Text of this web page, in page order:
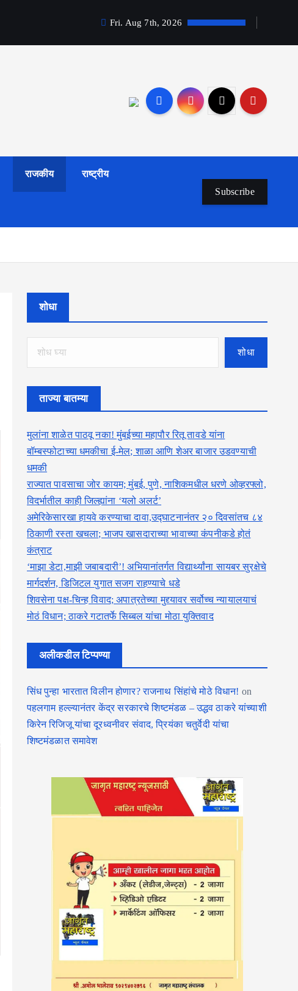
Fri. Aug 7th, 2026
राजकीय राष्ट्रीय
Subscribe
शोधा
शोधा
ताज्या बातम्या
मुलांना शाळेत पाठवू नका! मुंबईच्या महापौर रितू तावडे यांना
बॉम्बस्फोटाच्या धमकीचा ई-मेल; शाळा आणि शेअर बाजार उडवण्याची
धमकी
राज्यात पावसाचा जोर कायम; मुंबई, पुणे, नाशिकमधील धरणे ओव्हरफ्लो,
विदर्भातील काही जिल्ह्यांना ‘यलो अलर्ट’
अमेरिकेसारखा हायवे करण्याचा दावा,उद्घाटनानंतर २० दिवसांतच ८४
ठिकाणी रस्ता खचला; भाजप खासदाराच्या भावाच्या कंपनीकडे होतं
कंत्राट
‘माझा डेटा,माझी जबाबदारी’! अभियानांतर्गत विद्यार्थ्यांना सायबर सुरक्षेचे
मार्गदर्शन, डिजिटल युगात सजग राहण्याचे धडे
शिवसेना पक्ष-चिन्ह विवाद; अपात्रतेच्या मुद्द्यावर सर्वोच्च न्यायालयाचं
मोठं विधान; ठाकरे गटातर्फे सिब्बल यांचा मोठा युक्तिवाद
अलीकडील टिप्पण्या
सिंध पुन्हा भारतात विलीन होणार? राजनाथ सिंहांचे मोठे विधान! on
पहलगाम हल्ल्यानंतर केंद्र सरकारचे शिष्टमंडळ – उद्धव ठाकरे यांच्याशी
किरेन रिजिजू यांचा दूरध्वनीवर संवाद, प्रियंका चतुर्वेदी यांचा
शिष्टमंडळात समावेश